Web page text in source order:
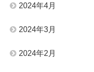
2024年4月
2024年3月
2024年2月